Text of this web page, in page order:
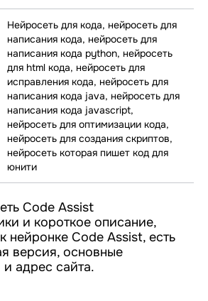
Нейросеть для кода, нейросеть для
написания кода, нейросеть для
написания кода python, нейросеть
для html кода, нейросеть для
исправления кода, нейросеть для
написания кода java, нейросеть для
написания кода javascript,
нейросеть для оптимизации кода,
нейросеть для создания скриптов,
нейросеть которая пишет код для
юнити
Code Assist
и короткое описание,
нейронке Code Assist, есть
версия, основные
адрес сайта.